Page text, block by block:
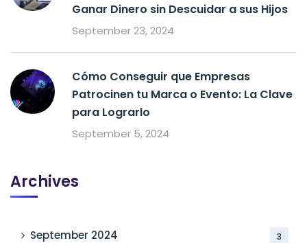
Ganar Dinero sin Descuidar a sus Hijos
September 23, 2024
Cómo Conseguir que Empresas
Patrocinen tu Marca o Evento: La Clave
para Lograrlo
September 5, 2024
Archives
September 2024 3